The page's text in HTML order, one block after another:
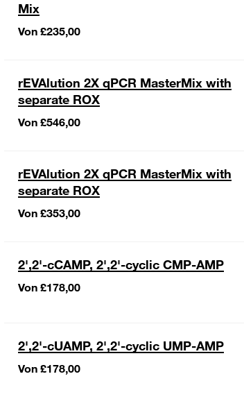
Mix
Von £235,00
rEVAlution 2X qPCR MasterMix with
separate ROX
Von £546,00
rEVAlution 2X qPCR MasterMix with
separate ROX
Von £353,00
2',2'-cCAMP, 2',2'-cyclic CMP-AMP
Von £178,00
2',2'-cUAMP, 2',2'-cyclic UMP-AMP
Von £178,00